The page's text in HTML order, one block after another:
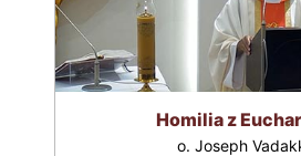
Homilia z
o. Joseph